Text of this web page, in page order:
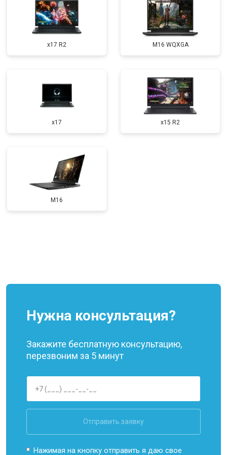
Замена оперативной памяти от 1100 ₽ Заказать
Прошивка BIOS от 1500 ₽ Заказать
Замена северного моста от 3500 ₽
x17 R2 M16 WQXGA
x17 x15 R2
M16
Нужна консультация?
Закажите бесплатную консультацию,
перезвоним за 5 минут
Отправить заявку
Нажимая на кнопку отправить я даю свое